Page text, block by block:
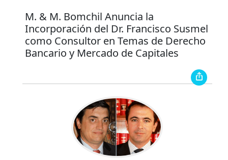
M. & M. Bomchil Anuncia la
Incorporación del Dr. Francisco Susmel
como Consultor en Temas de Derecho
Bancario y Mercado de Capitales